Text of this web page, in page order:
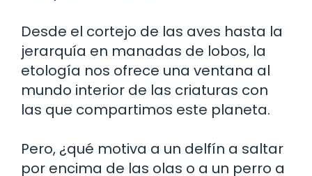
Desde el cortejo de las aves hasta la
jerarquía en manadas de lobos, la
etología nos ofrece una ventana al
mundo interior de las criaturas con
las que compartimos este planeta.
Pero, ¿qué motiva a un delfín a saltar
por encima de las olas o a un perro a